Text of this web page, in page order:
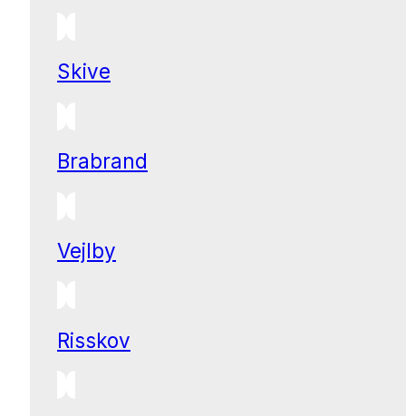
Skive
Brabrand
Vejlby
Risskov